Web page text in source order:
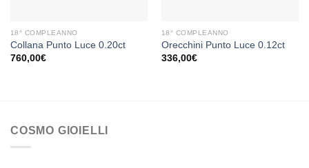
18° COMPLEANNO
Collana Punto Luce 0.20ct
760,00€
18° COMPLEANNO
Orecchini Punto Luce 0.12ct
336,00€
COSMO GIOIELLI